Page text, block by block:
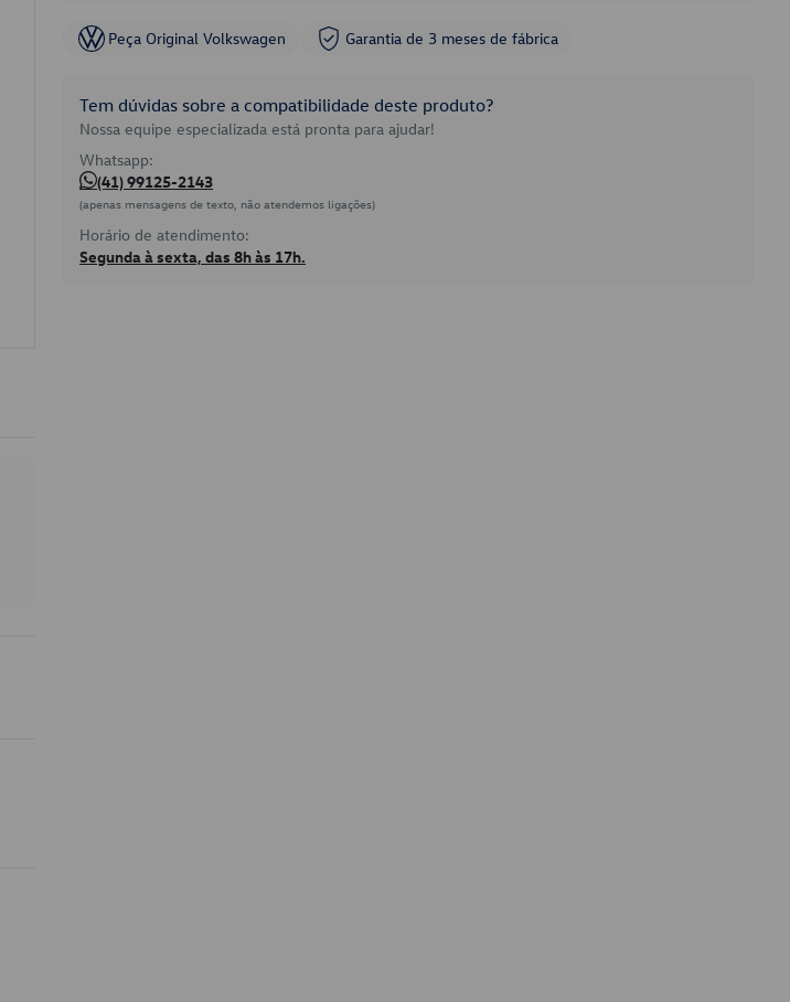
Peça Original Volkswagen Garantia de 3 meses de fábrica
Tem dúvidas sobre a compatibilidade deste produto?
Nossa equipe especializada está pronta para ajudar!
Whatsapp:
(41) 99125-2143
(apenas mensagens de texto, não atendemos ligações)
Horário de atendimento:
Segunda à sexta, das 8h às 17h.